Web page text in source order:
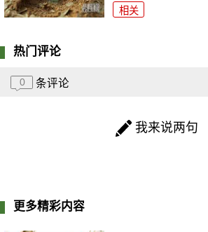
相关
热门评论
0 条评论
我来说两句
更多精彩内容